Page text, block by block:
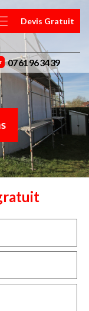
Devis Gratuit
07 61 96 34 39